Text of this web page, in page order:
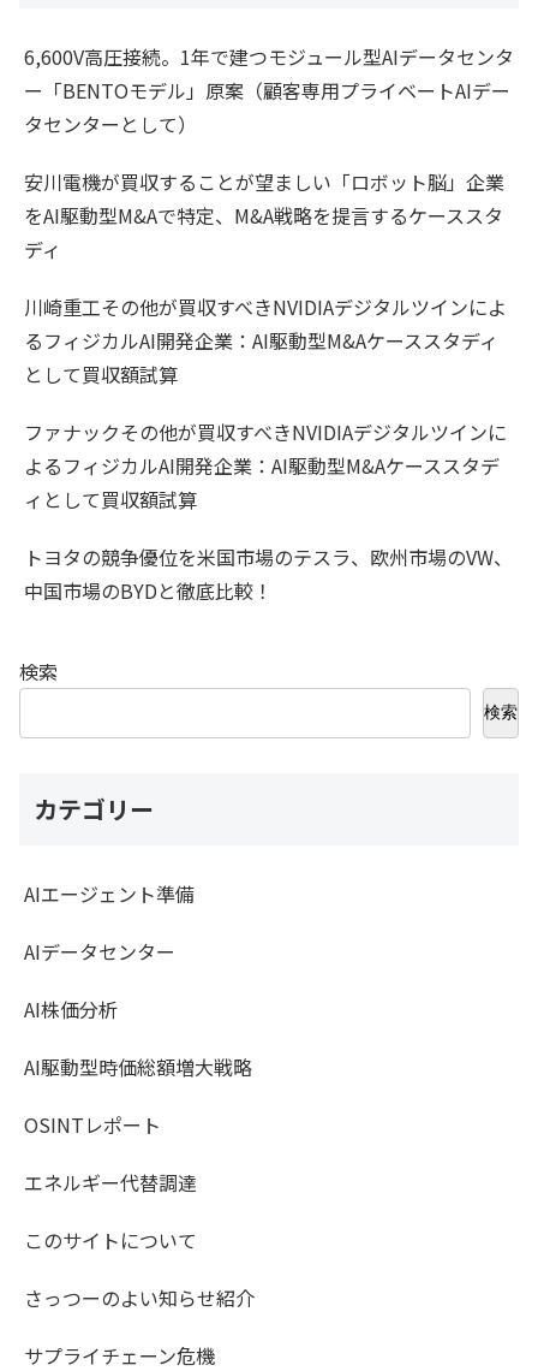
6,600V高圧接続。1年で建つモジュール型AIデータセンタ
ー「BENTOモデル」原案（顧客専用プライベートAIデー
タセンターとして）
安川電機が買収することが望ましい「ロボット脳」企業
をAI駆動型M&Aで特定、M&A戦略を提言するケーススタ
ディ
川崎重工その他が買収すべきNVIDIAデジタルツインによ
るフィジカルAI開発企業：AI駆動型M&Aケーススタディ
として買収額試算
ファナックその他が買収すべきNVIDIAデジタルツインに
よるフィジカルAI開発企業：AI駆動型M&Aケーススタデ
ィとして買収額試算
トヨタの競争優位を米国市場のテスラ、欧州市場のVW、
中国市場のBYDと徹底比較！
検索
検索
カテゴリー
AIエージェント準備
AIデータセンター
AI株価分析
AI駆動型時価総額増大戦略
OSINTレポート
エネルギー代替調達
このサイトについて
さっつーのよい知らせ紹介
サプライチェーン危機